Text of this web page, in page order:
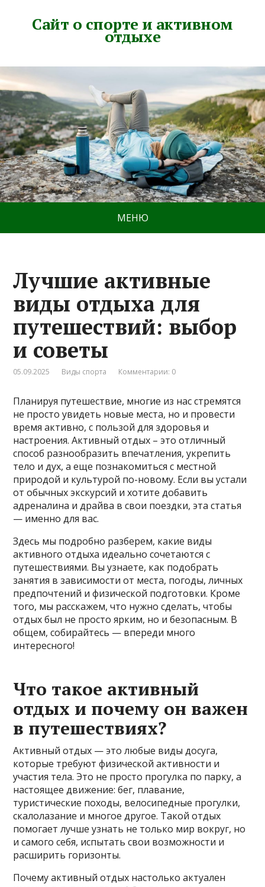
Сайт о спорте и активном
отдыхе
МЕНЮ
Лучшие активные
виды отдыха для
путешествий: выбор
и советы
05.09.2025 Виды спорта Комментарии: 0
Планируя путешествие, многие из нас стремятся
не просто увидеть новые места, но и провести
время активно, с пользой для здоровья и
настроения. Активный отдых – это отличный
способ разнообразить впечатления, укрепить
тело и дух, а еще познакомиться с местной
природой и культурой по-новому. Если вы устали
от обычных экскурсий и хотите добавить
адреналина и драйва в свои поездки, эта статья
— именно для вас.
Здесь мы подробно разберем, какие виды
активного отдыха идеально сочетаются с
путешествиями. Вы узнаете, как подобрать
занятия в зависимости от места, погоды, личных
предпочтений и физической подготовки. Кроме
того, мы расскажем, что нужно сделать, чтобы
отдых был не просто ярким, но и безопасным. В
общем, собирайтесь — впереди много
интересного!
Что такое активный
отдых и почему он важен
в путешествиях?
Активный отдых — это любые виды досуга,
которые требуют физической активности и
участия тела. Это не просто прогулка по парку, а
настоящее движение: бег, плавание,
туристические походы, велосипедные прогулки,
скалолазание и многое другое. Такой отдых
помогает лучше узнать не только мир вокруг, но
и самого себя, испытать свои возможности и
расширить горизонты.
Почему активный отдых настолько актуален